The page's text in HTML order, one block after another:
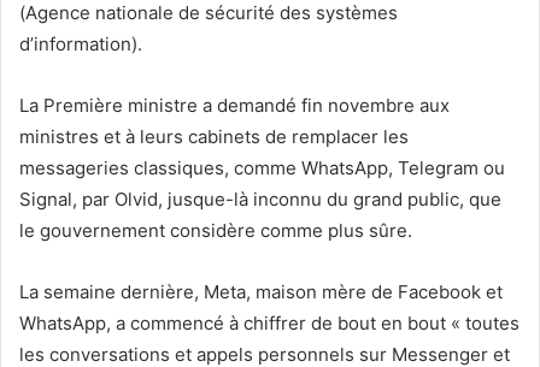
(Agence nationale de sécurité des systèmes
d’information).
La Première ministre a demandé fin novembre aux
ministres et à leurs cabinets de remplacer les
messageries classiques, comme WhatsApp, Telegram ou
Signal, par Olvid, jusque-là inconnu du grand public, que
le gouvernement considère comme plus sûre.
La semaine dernière, Meta, maison mère de Facebook et
WhatsApp, a commencé à chiffrer de bout en bout « toutes
les conversations et appels personnels sur Messenger et